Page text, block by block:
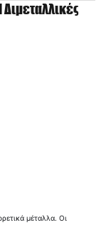
μέταλλα. Οι